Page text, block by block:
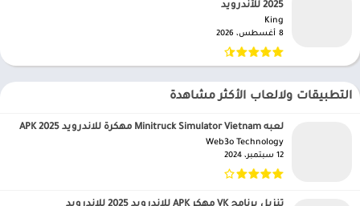
2025 للأندرويد
King‏
8 أغسطس، 2026
التطبيقات ولالعاب الأكثر مشاهدة
لعبه Minitruck Simulator Vietnam مهكرة للاندرويد APK 2025
Web3o Technology‏
12 سبتمبر، 2024